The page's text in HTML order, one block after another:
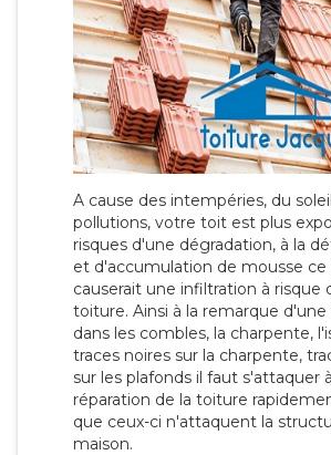
A cause des intempéries, du
pollutions, votre toit est plus
risques d'une dégradation, à la
et d'accumulation de mousse ce
causerait une infiltration à risque
toiture. Ainsi à la remarque
dans les combles, la charpente,
traces noires sur la charpente,
sur les plafonds il faut s'attaquer
réparation de la toiture
que ceux-ci n'attaquent la
maison.